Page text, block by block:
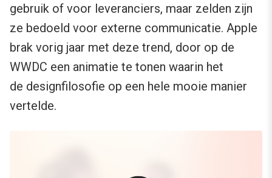
gebruik of voor leveranciers, maar zelden zijn
ze bedoeld voor externe communicatie. Apple
brak vorig jaar met deze trend, door op de
WWDC een animatie te tonen waarin het
de designfilosofie op een hele mooie manier
vertelde.